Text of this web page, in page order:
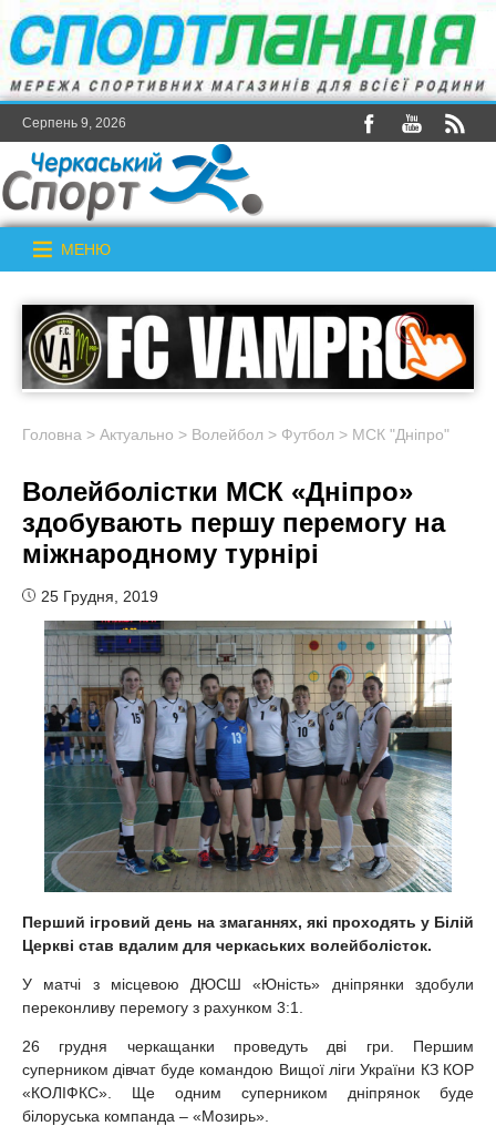
Серпень 9, 2026
МЕНЮ
Головна > Актуально > Волейбол > Футбол > МСК "Дніпро"
Волейболістки МСК «Дніпро»
здобувають першу перемогу на
міжнародному турнірі
25 Грудня, 2019
Перший ігровий день на змаганнях, які проходять у Білій
Церкві став вдалим для черкаських волейболісток.
У матчі з місцевою ДЮСШ «Юність» дніпрянки здобули
переконливу перемогу з рахунком 3:1.
26 грудня черкащанки проведуть дві гри. Першим
суперником дівчат буде командою Вищої ліги України КЗ КОР
«КОЛІФКС». Ще одним суперником дніпрянок буде
білоруська компанда – «Мозирь».